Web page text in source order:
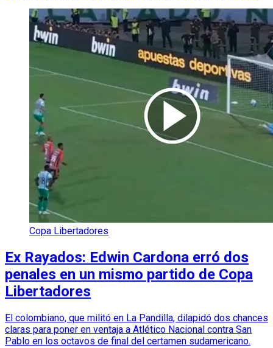
Copa Libertadores
Ex Rayados: Edwin Cardona erró dos
penales en un mismo partido de Copa
Libertadores
El colombiano, que militó en La Pandilla, dilapidó dos chances
claras para poner en ventaja a Atlético Nacional contra San
Pablo en los octavos de final del certamen sudamericano.